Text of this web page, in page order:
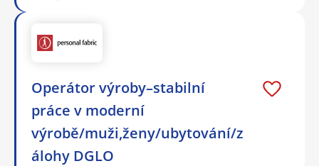
Operátor výroby–stabilní
práce v moderní
výrobě/muži,ženy/ubytování/z
álohy DGLO